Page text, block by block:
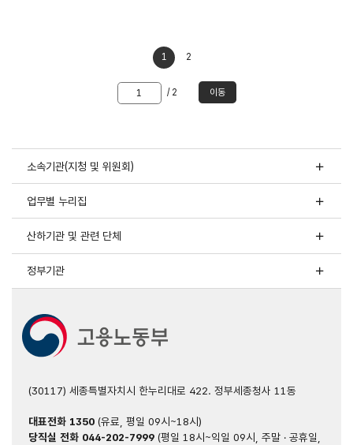
1 2
이동할
/ 2 이동
소속기관(지청 및 위원회)
업무별 누리집
산하기관 및 관련 단체
정부기관
(30117) 세종특별자치시 한누리대로 422. 정부세종청사 11동
대표전화 1350(유료, 평일 09시~18시)
당직실 전화 044-202-7999(평일 18시~익일 09시, 주말 · 공휴일,